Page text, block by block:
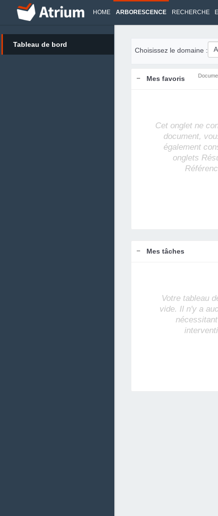
HOME ARBORESCENCE RECHERCHE
Tableau de bord
Choisissez le domaine :
Mes favoris
Cet onglet ne
document,
également
onglets
Mes tâches
Votre tableau
vide. Il n'y a